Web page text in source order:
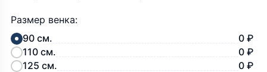
Размер венка:
90 см.
0 ₽
110 см.
0 ₽
125 см.
0 ₽